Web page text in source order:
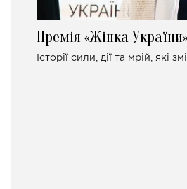
Премія «Жінка України»
Історії сили, дії та мрій, які